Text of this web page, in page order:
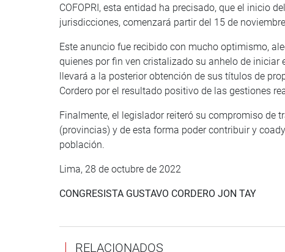
COFOPRI, esta entidad ha precisado, que el inicio
jurisdicciones, comenzará partir del 15 de
Este anuncio fue recibido con mucho optimismo,
quienes por fin ven cristalizado su anhelo de
llevará a la posterior obtención de sus títulos de
Cordero por el resultado positivo de las gestiones
Finalmente, el legislador reiteró su compromiso de
(provincias) y de esta forma poder contribuir y
población.
Lima, 28 de octubre de 2022
CONGRESISTA GUSTAVO CORDERO JON TAY
RELACIONADOS